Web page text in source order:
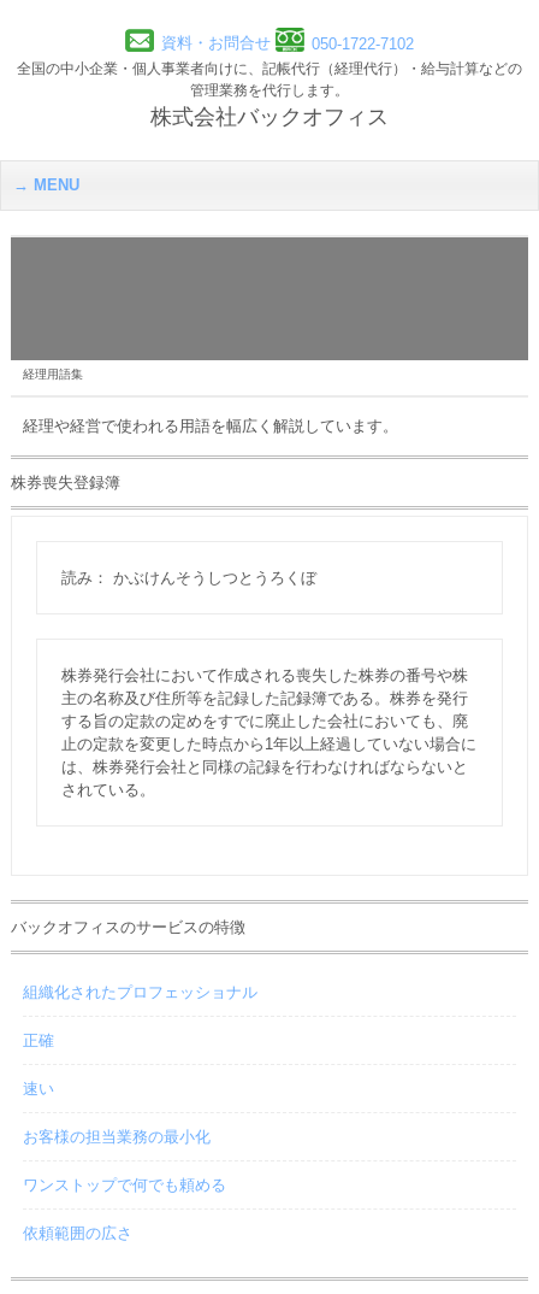
資料・お問合せ 050-1722-7102
全国の中小企業・個人事業者向けに、記帳代行（経理代行）・給与計算などの
管理業務を代行します。
株式会社バックオフィス
MENU
経理用語集
経理や経営で使われる用語を幅広く解説しています。
株券喪失登録簿
読み： かぶけんそうしつとうろくぼ
株券発行会社において作成される喪失した株券の番号や株
主の名称及び住所等を記録した記録簿である。株券を発行
する旨の定款の定めをすでに廃止した会社においても、廃
止の定款を変更した時点から1年以上経過していない場合に
は、株券発行会社と同様の記録を行わなければならないと
されている。
バックオフィスのサービスの特徴
組織化されたプロフェッショナル
正確
速い
お客様の担当業務の最小化
ワンストップで何でも頼める
依頼範囲の広さ